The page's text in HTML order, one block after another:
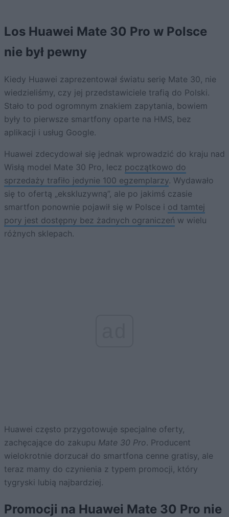
Los Huawei Mate 30 Pro w Polsce
nie był pewny
Kiedy Huawei zaprezentował światu serię Mate 30, nie
wiedzieliśmy, czy jej przedstawiciele trafią do Polski.
Stało to pod ogromnym znakiem zapytania, bowiem
były to pierwsze smartfony oparte na HMS, bez
aplikacji i usług Google.
Huawei zdecydował się jednak wprowadzić do kraju nad
Wisłą model Mate 30 Pro, lecz początkowo do
sprzedaży trafiło jedynie 100 egzemplarzy. Wydawało
się to ofertą „ekskluzywną”, ale po jakimś czasie
smartfon ponownie pojawił się w Polsce i od tamtej
pory jest dostępny bez żadnych ograniczeń w wielu
różnych sklepach.
Huawei często przygotowuje specjalne oferty,
zachęcające do zakupu Mate 30 Pro. Producent
wielokrotnie dorzucał do smartfona cenne gratisy, ale
teraz mamy do czynienia z typem promocji, który
tygryski lubią najbardziej.
Promocji na Huawei Mate 30 Pro nie